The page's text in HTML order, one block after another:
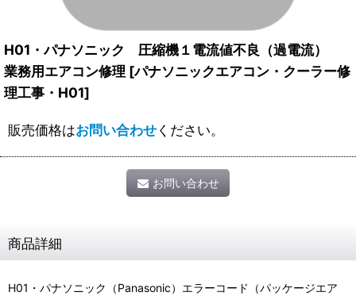
H01・パナソニック 圧縮機１電流値不良（過電流）
業務用エアコン修理 [パナソニックエアコン・クーラー修
理工事・H01]
販売価格はお問い合わせください。
お問い合わせ
商品詳細
H01・パナソニック（Panasonic）エラーコード（パッケージエア